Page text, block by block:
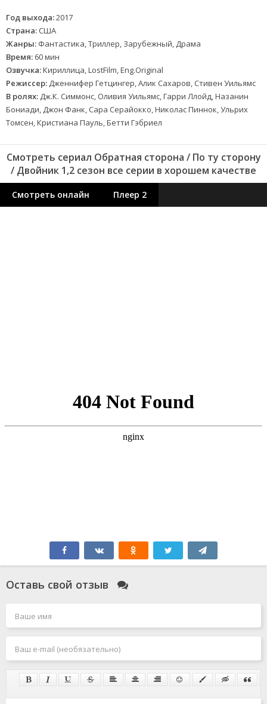
Год выхода:2017
Страна: США
Жанры: Фантастика, Триллер, Зарубежный, Драма
Время: 60 мин
Озвучка:Кириллица, LostFilm, Eng.Original
Режиссер: Дженнифер Гетцингер, Алик Сахаров, Стивен Уильямс
В ролях: Дж.К. Симмонс, Оливия Уильямс, Гарри Ллойд, Назанин
Бониади, Джон Фанк, Сара Серайокко, Николас Пиннок, Ульрих
Томсен, Кристиана Пауль, Бетти Гэбриел
Смотреть сериал Обратная сторона / По ту сторону
/ Двойник 1,2 сезон все серии в хорошем качестве
Смотреть онлайн Плеер 2
Оставь свой отзыв